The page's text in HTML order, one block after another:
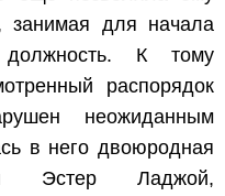
занимая для начала
должность. К тому
распорядок
неожиданным
в него двоюродная
Эстер Ладжой,